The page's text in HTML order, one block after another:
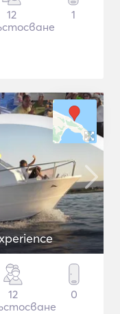
12
1
12
0